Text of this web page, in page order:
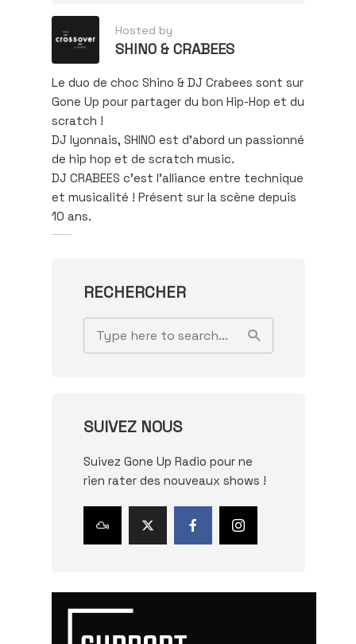
Hosted by
SHINO & CRABEES
Le duo de choc Shino & DJ Crabees sont sur
Gone Up pour partager du bon Hip-Hop et du
scratch !
DJ lyonnais, SHINO est d’abord un passionné
de hip hop et de scratch music.
DJ CRABEES c'est l'alliance entre technique
et musicalité ! Présent sur la scène depuis
10 ans.
RECHERCHER
SUIVEZ NOUS
Suivez Gone Up Radio pour ne
rien rater des nouveaux shows !